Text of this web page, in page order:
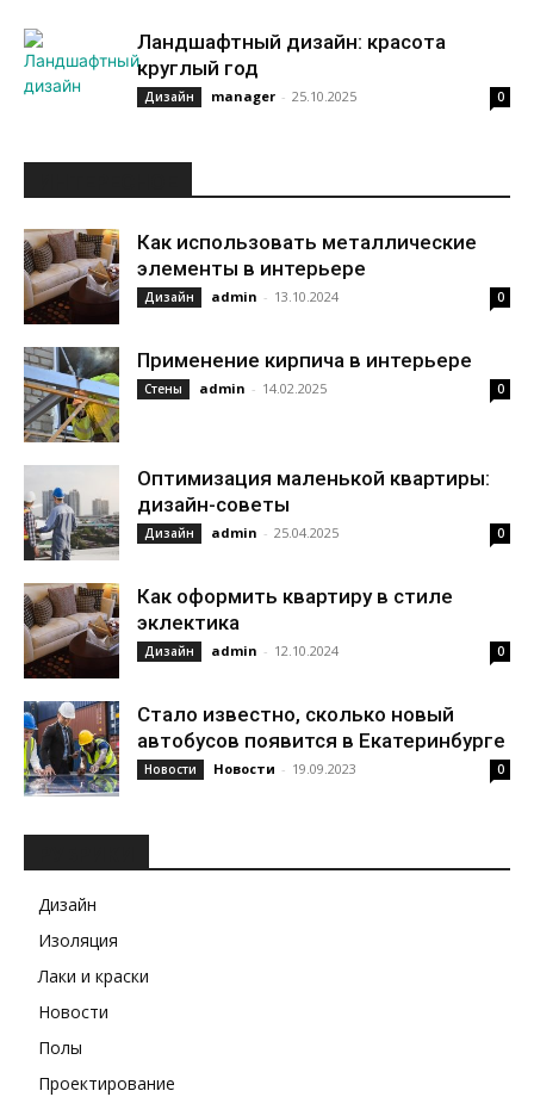
Ландшафтный дизайн: красота
круглый год
Дизайн manager - 25.10.2025 0
Как использовать металлические
элементы в интерьере
Дизайн admin - 13.10.2024 0
Применение кирпича в интерьере
Стены admin - 14.02.2025 0
Оптимизация маленькой квартиры:
дизайн-советы
Дизайн admin - 25.04.2025 0
Как оформить квартиру в стиле
эклектика
Дизайн admin - 12.10.2024 0
Стало известно, сколько новый
автобусов появится в Екатеринбурге
Новости Новости - 19.09.2023 0
Дизайн
Изоляция
Лаки и краски
Новости
Полы
Проектирование